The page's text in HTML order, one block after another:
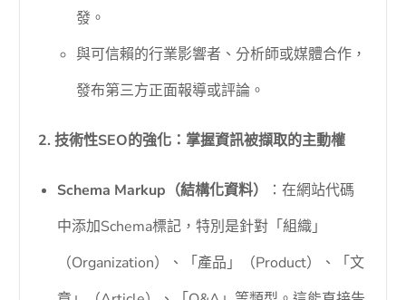
發。
與可信賴的行業影響者、分析師或媒體合作，
發布第三方正面報導或評論。
2. 技術性SEO的強化：掌握資訊被擷取的主動權
Schema Markup（結構化資料）
：在網站代碼
中添加Schema標記，特別是針對「組織」
（Organization）、「產品」（Product）、「文